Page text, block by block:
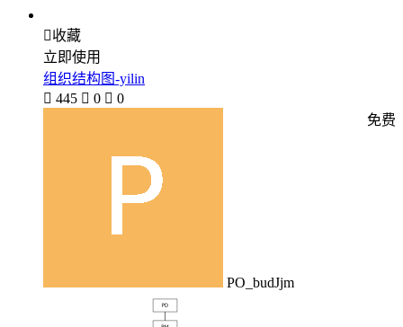
收藏
立即使用
组织结构图-yilin
 445  0  0
PO_budJjm
免费